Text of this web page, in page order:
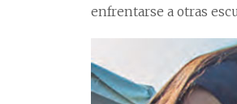
enfrentarse a otras